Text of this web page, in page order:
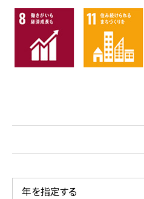
年を指定する